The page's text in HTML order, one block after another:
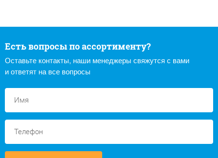
Есть вопросы по ассортименту?
Оставьте контакты, наши менеджеры свяжутся с вами
и ответят на все вопросы